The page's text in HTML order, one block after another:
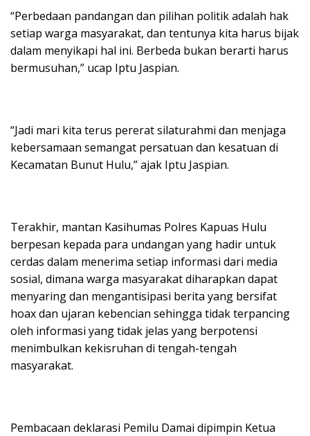
“Perbedaan pandangan dan pilihan politik adalah hak
setiap warga masyarakat, dan tentunya kita harus bijak
dalam menyikapi hal ini. Berbeda bukan berarti harus
bermusuhan,” ucap Iptu Jaspian.
“Jadi mari kita terus pererat silaturahmi dan menjaga
kebersamaan semangat persatuan dan kesatuan di
Kecamatan Bunut Hulu,” ajak Iptu Jaspian.
Terakhir, mantan Kasihumas Polres Kapuas Hulu
berpesan kepada para undangan yang hadir untuk
cerdas dalam menerima setiap informasi dari media
sosial, dimana warga masyarakat diharapkan dapat
menyaring dan mengantisipasi berita yang bersifat
hoax dan ujaran kebencian sehingga tidak terpancing
oleh informasi yang tidak jelas yang berpotensi
menimbulkan kekisruhan di tengah-tengah
masyarakat.
Pembacaan deklarasi Pemilu Damai dipimpin Ketua